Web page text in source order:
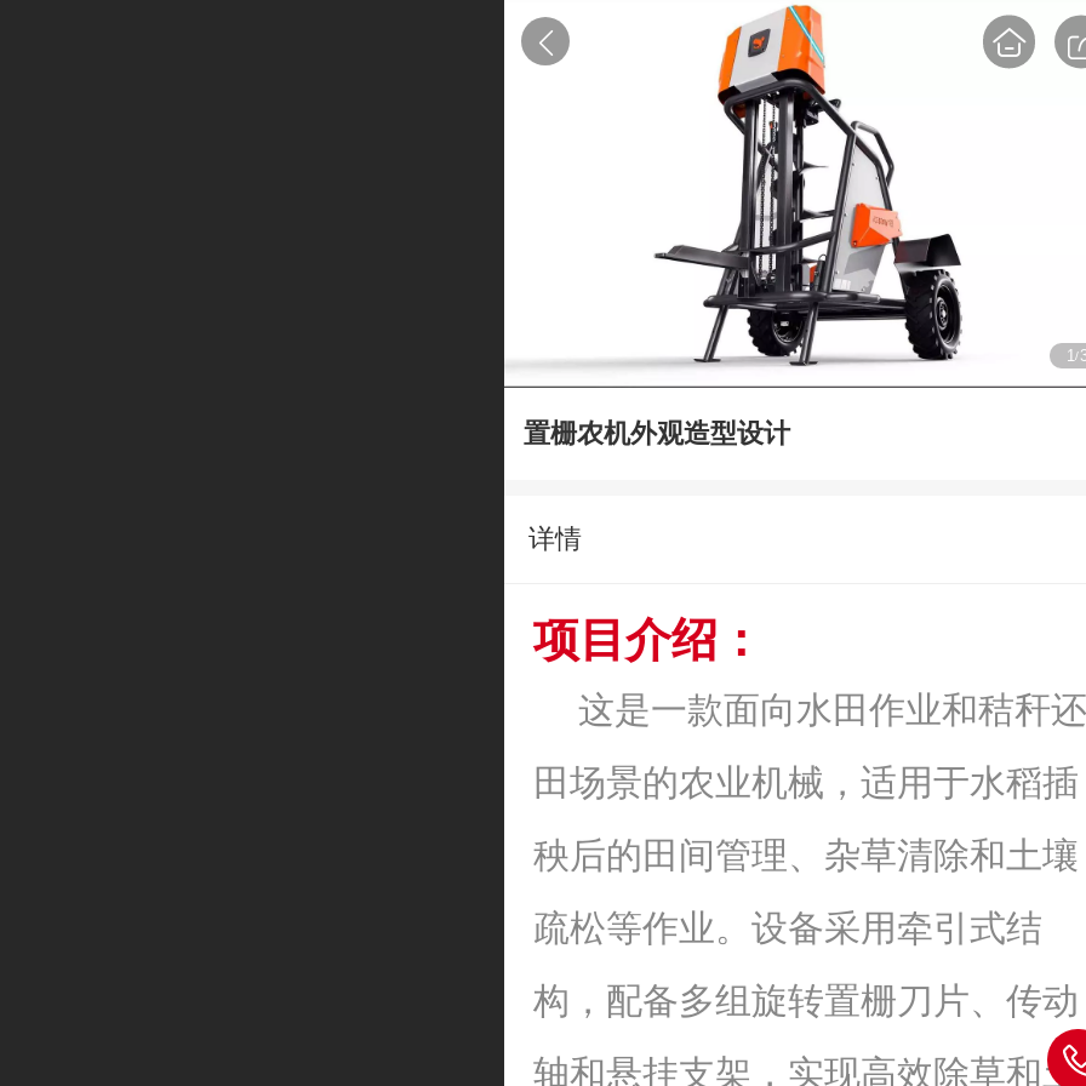
1/
置栅农机外观造型设计
详情
项目 介绍：
这是一款面向水田作业和秸秆还
田场景的农业机械，适用于水稻插
秧后的田间管理、杂草清除和土壤
疏松等作业。设备采用牵引式结
构，配备多组旋转置栅刀片、传动
轴和悬挂支架，实现高效除草和土